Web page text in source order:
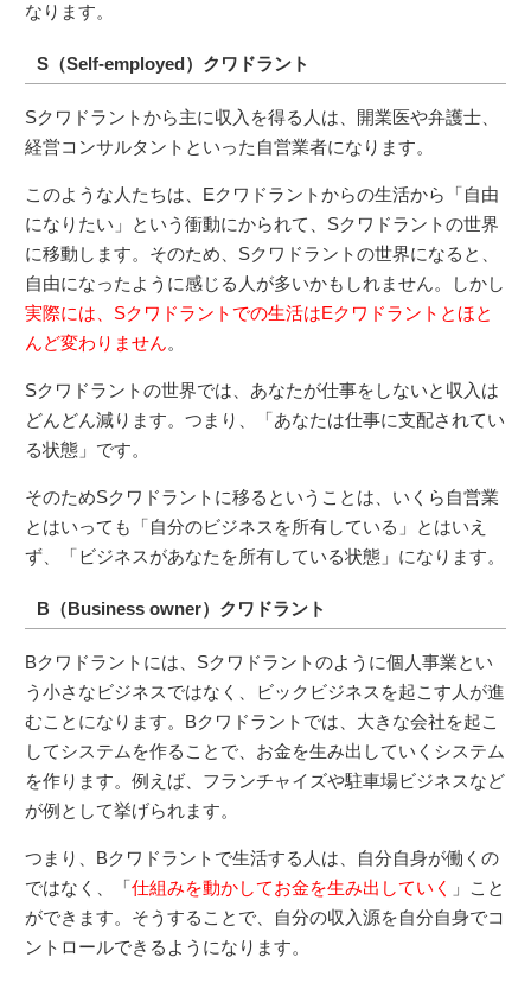
なります。
S（Self-employed）クワドラント
Sクワドラントから主に収入を得る人は、開業医や弁護士、
経営コンサルタントといった自営業者になります。
このような人たちは、Eクワドラントからの生活から「自由
になりたい」という衝動にかられて、Sクワドラントの世界
に移動します。そのため、Sクワドラントの世界になると、
自由になったように感じる人が多いかもしれません。しかし
実際には、Sクワドラントでの生活はEクワドラントとほと
んど変わりません。
Sクワドラントの世界では、あなたが仕事をしないと収入は
どんどん減ります。つまり、「あなたは仕事に支配されてい
る状態」です。
そのためSクワドラントに移るということは、いくら自営業
とはいっても「自分のビジネスを所有している」とはいえ
ず、「ビジネスがあなたを所有している状態」になります。
B（Business owner）クワドラント
Bクワドラントには、Sクワドラントのように個人事業とい
う小さなビジネスではなく、ビックビジネスを起こす人が進
むことになります。Bクワドラントでは、大きな会社を起こ
してシステムを作ることで、お金を生み出していくシステム
を作ります。例えば、フランチャイズや駐車場ビジネスなど
が例として挙げられます。
つまり、Bクワドラントで生活する人は、自分自身が働くの
ではなく、「仕組みを動かしてお金を生み出していく 」こと
ができます。そうすることで、自分の収入源を自分自身でコ
ントロールできるようになります。